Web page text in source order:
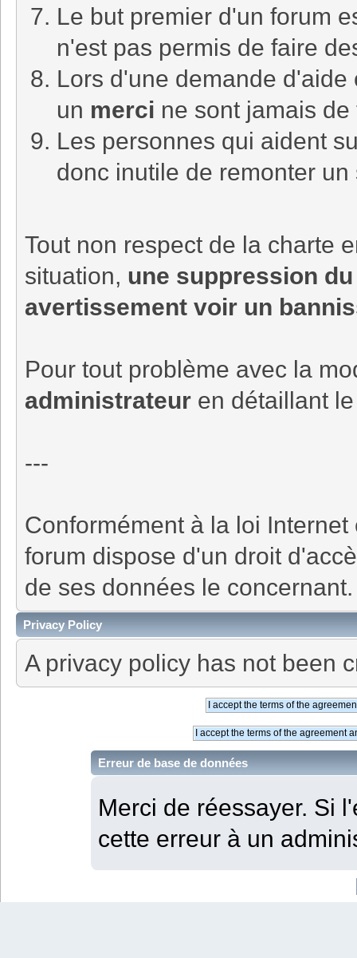
Le but premier d'un forum
n'est pas permis de faire
Lors d'une demande
un merci ne sont jamais de
Les personnes qui aident
donc inutile de remonter
Tout non respect de la charte
situation, une suppression
avertissement voir un
Pour tout problème avec la
administrateur en détaillant
---
Conformément à la loi
forum dispose d'un droit
de ses données le concernant.
Privacy Policy
A privacy policy has not been
Erreur de base de données
Merci de réessayer. Si
cette erreur à un